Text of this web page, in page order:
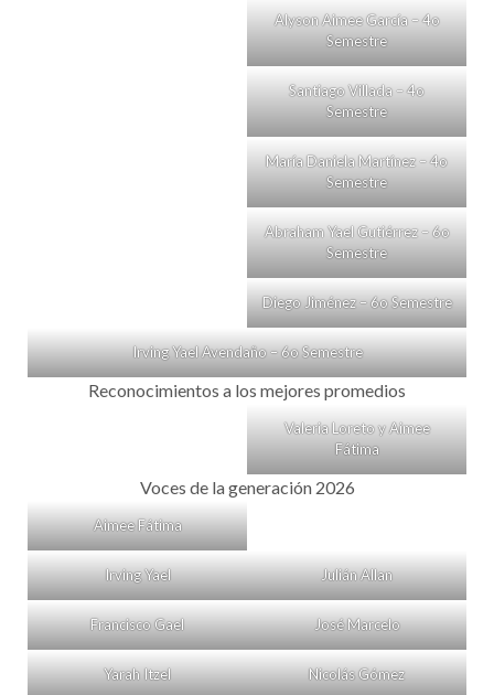
Alyson Aimee García – 4o
Semestre
Santiago Villada – 4o
Semestre
María Daniela Martínez – 4o
Semestre
Abraham Yael Gutiérrez – 6o
Semestre
Diego Jiménez – 6o Semestre
Irving Yael Avendaño – 6o Semestre
Reconocimientos a los mejores promedios
Valeria Loreto y Aimee
Fátima
Voces de la generación 2026
Aimee Fátima
Irving Yael Julián Allan
Francisco Gael José Marcelo
Yarah Itzel Nicolás Gómez